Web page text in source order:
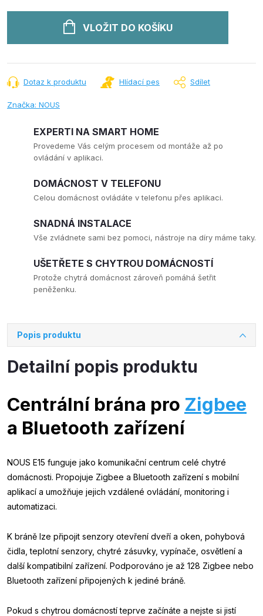
VLOŽIT DO KOŠÍKU
Dotaz k produktu Hlídací pes Sdílet
Značka: NOUS
EXPERTI NA SMART HOME
Provedeme Vás celým procesem od montáže až po
ovládání v aplikaci.
DOMÁCNOST V TELEFONU
Celou domácnost ovládáte v telefonu přes aplikaci.
SNADNÁ INSTALACE
Vše zvládnete sami bez pomoci, nástroje na díry máme taky.
UŠETŘETE S CHYTROU DOMÁCNOSTÍ
Protože chytrá domácnost zároveň pomáhá šetřit
peněženku.
Popis produktu
Detailní popis produktu
Centrální brána pro Zigbee
a Bluetooth zařízení
NOUS E15 funguje jako komunikační centrum celé chytré
domácnosti. Propojuje Zigbee a Bluetooth zařízení s mobilní
aplikací a umožňuje jejich vzdálené ovládání, monitoring i
automatizaci.
K bráně lze připojit senzory otevření dveří a oken, pohybová
čidla, teplotní senzory, chytré zásuvky, vypínače, osvětlení a
další kompatibilní zařízení. Podporováno je až 128 Zigbee nebo
Bluetooth zařízení připojených k jediné bráně.
Pokud s chytrou domácností teprve začínáte a nejste si jistí